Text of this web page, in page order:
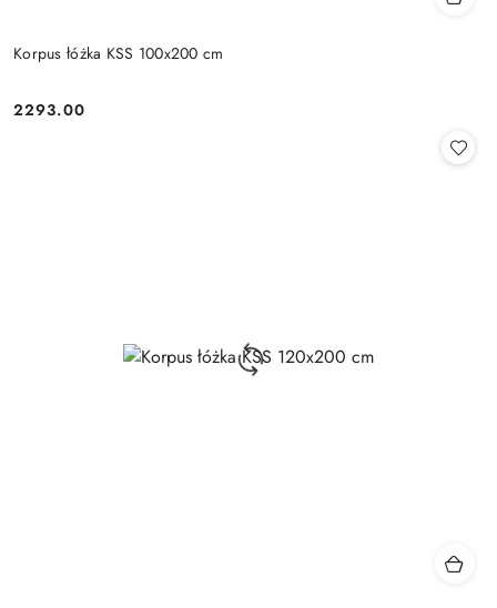
Korpus łóżka KSS 100x200 cm
Cena:
2293.00